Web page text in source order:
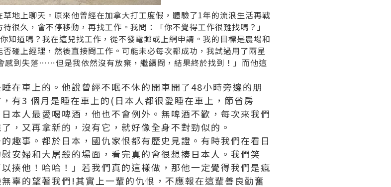
地上聊天。原來他曾經在加拿大打工度假，體驗了1年的流浪生活再戰
很久，會不停移動，再找工作。我問：「你不覺得工作很難找嗎？」
知道嗎？我在這兒找工作，從不發電郵或上網申請。我的目標是農場和
碰上經理，然後直接問工作。可能未必每次都成功，我試過用了兩星
感到失落⋯⋯但是我依然沒有放棄，繼續問，結果終於找到！」而他這
在車上的。他說曾經不眠不休的開車開了48小時旁邊的朋
有3 個月是睡在車上的(日本人都很愛睡在車上，節省房
本人最愛喝啤酒，他也不會例外。無啤酒不歡，每次來我們
，又再拿新的，沒有它，就好像全身不對勁似的。
趣事。都於日本，國仇家恨都有歷史見證。有時我們在看日
安婦和大屠殺的場面，看完真的會很想揍日本人。我們笑
揍他！哈哈！」若我們真的這樣做，那他一定覺得我們是瘋
辜的望著我們!其實上一輩的仇恨，不應報在這輩善良勤奮